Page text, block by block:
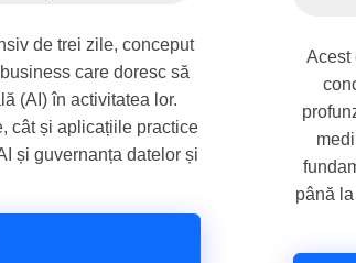
de trei zile, conceput
care doresc să
(AI) în activitatea lor.
cât și aplicațiile practice
și guvernanța datelor și
Acest
până